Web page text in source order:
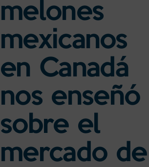
melones
mexicanos
en Canadá
nos enseñó
sobre el
mercado de